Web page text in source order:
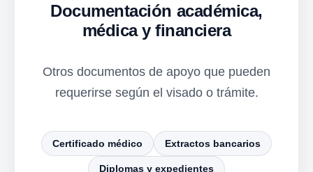
Documentación académica,
médica y financiera
Otros documentos de apoyo que pueden
requerirse según el visado o trámite.
Certificado médico Extractos bancarios
Diplomas y expedientes